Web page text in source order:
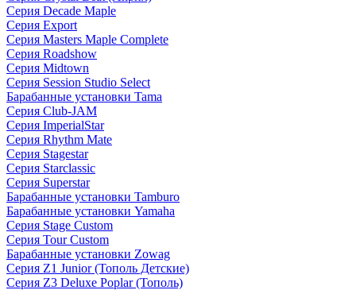
Серия Decade Maple
Серия Export
Серия Masters Maple Complete
Серия Roadshow
Серия Midtown
Серия Session Studio Select
Барабанные установки Tama
Серия Club-JAM
Серия ImperialStar
Серия Rhythm Mate
Серия Stagestar
Серия Starclassic
Серия Superstar
Барабанные установки Tamburo
Барабанные установки Yamaha
Серия Stage Custom
Серия Tour Custom
Барабанные установки Zowag
Серия Z1 Junior (Тополь Детские)
Серия Z3 Deluxe Poplar (Тополь)